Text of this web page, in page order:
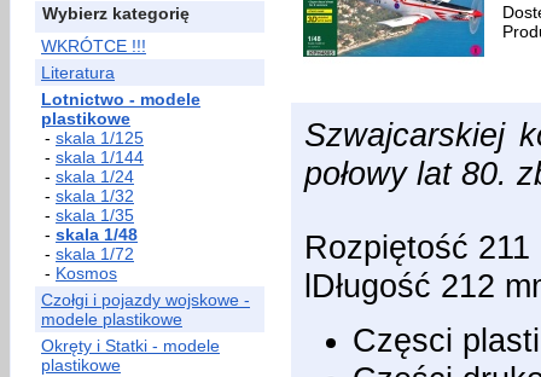
Wybierz kategorię
WKRÓTCE !!!
Literatura
Lotnictwo - modele
plastikowe
- skala 1/125
- skala 1/144
- skala 1/24
- skala 1/32
- skala 1/35
- skala 1/48
- skala 1/72
- Kosmos
Czołgi i pojazdy wojskowe -
modele plastikowe
Okręty i Statki - modele
plastikowe
Szwajcarskiej
połowy lat 80.
Rozpiętość 211
lDługość 212
Częsci